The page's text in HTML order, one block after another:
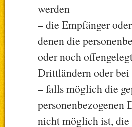
werden
– die Empfänger
denen die
oder noch
Drittländern oder
– falls möglich die
personenbezogenen
nicht möglich ist,